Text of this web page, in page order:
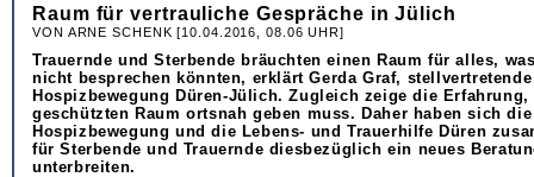
Raum für vertrauliche Gespräche in Jülich
VON ARNE SCHENK [10.04.2016, 08.06 UHR]
Trauernde und Sterbende bräuchten einen Raum für alles,
nicht besprechen könnten, erklärt Gerda Graf,
Hospizbewegung Düren-Jülich. Zugleich zeige die Erfahrung,
geschützten Raum ortsnah geben muss. Daher haben sich die
Hospizbewegung und die Lebens- und Trauerhilfe Düren
für Sterbende und Trauernde diesbezüglich ein neues
unterbreiten.